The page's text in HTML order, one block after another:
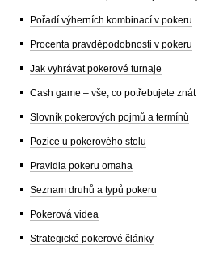
Pořadí výherních kombinací v pokeru
Procenta pravděpodobnosti v pokeru
Jak vyhrávat pokerové turnaje
Cash game – vše, co potřebujete znát
Slovník pokerových pojmů a termínů
Pozice u pokerového stolu
Pravidla pokeru omaha
Seznam druhů a typů pokeru
Pokerová videa
Strategické pokerové články